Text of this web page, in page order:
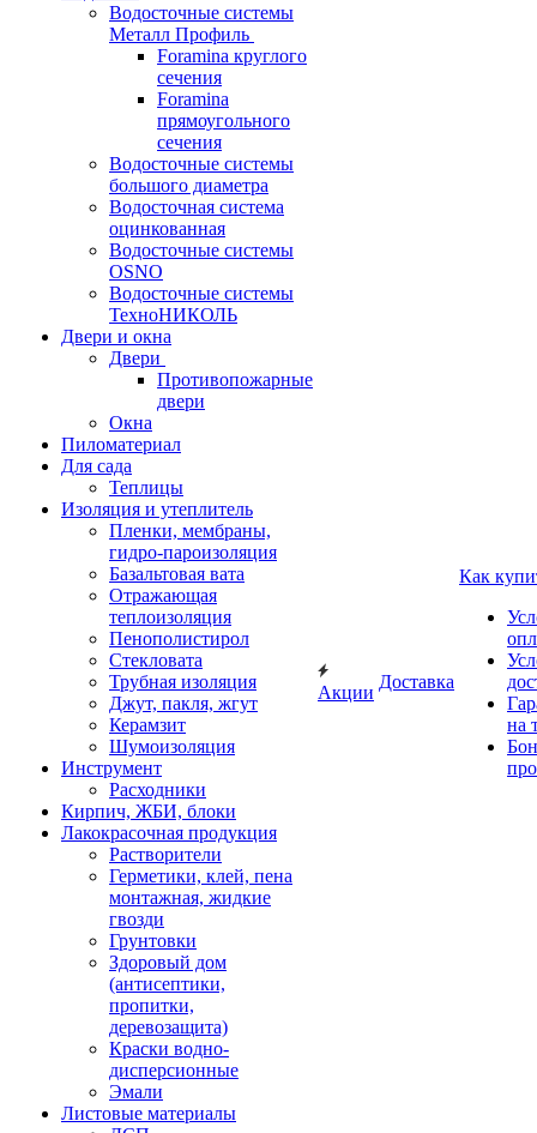
Водосточные системы
Металл Профиль
Foramina круглого
сечения
Foramina
прямоугольного
сечения
Водосточные системы
большого диаметра
Водосточная система
оцинкованная
Водосточные системы
OSNO
Водосточные системы
ТехноНИКОЛЬ
Двери и окна
Двери
Противопожарные
двери
Окна
Пиломатериал
Для сада
Теплицы
Изоляция и утеплитель
Пленки, мембраны,
гидро-пароизоляция
Базальтовая вата
Отражающая
теплоизоляция
Пенополистирол
Стекловата
Трубная изоляция
Джут, пакля, жгут
Керамзит
Шумоизоляция
Инструмент
Расходники
Кирпич, ЖБИ, блоки
Лакокрасочная продукция
Растворители
Герметики, клей, пена
монтажная, жидкие
гвозди
Грунтовки
Здоровый дом
(антисептики,
пропитки,
деревозащита)
Краски водно-
дисперсионные
Эмали
Листовые материалы
Акции
Доставка
Как
на